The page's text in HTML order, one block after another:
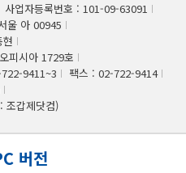
사업자등록번호 : 101-09-63091
울 아 00945
피시아 1729호
9411~3
팩스 : 02-722-9414
조갑제닷컴)
버전